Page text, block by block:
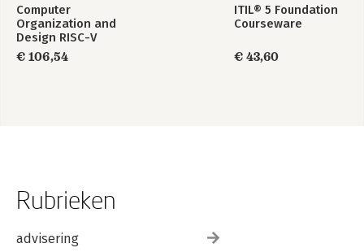
Computer
Organization and
Design RISC-V
Edition
€ 106,54
ITIL® 5 Foundation
Courseware
€ 43,60
Rubrieken
advisering